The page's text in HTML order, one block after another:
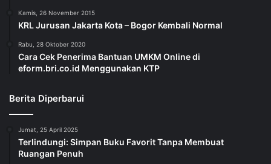
Kamis, 26 November 2015
KRL Jurusan Jakarta Kota – Bogor Kembali Normal
Rabu, 28 Oktober 2020
Cara Cek Penerima Bantuan UMKM Online di
eform.bri.co.id Menggunakan KTP
Berita Diperbarui
Jumat, 25 April 2025
Terlindungi: Simpan Buku Favorit Tanpa Membuat
Ruangan Penuh